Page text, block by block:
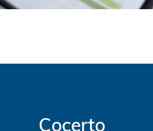
Cocerto